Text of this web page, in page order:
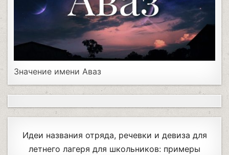
Значение имени Аваз
Идеи названия отряда, речевки и девиза для
летнего лагеря для школьников: примеры